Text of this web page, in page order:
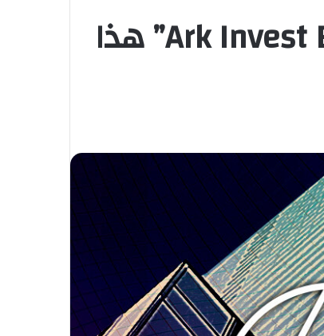
هل ستمنح هيئة SEC موافقتها على صندوق “Ark Invest ETF” هذا